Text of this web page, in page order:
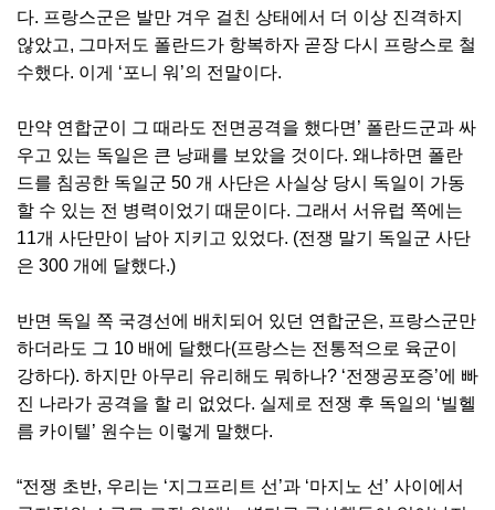
다. 프랑스군은 발만 겨우 걸친 상태에서 더 이상 진격하지
않았고, 그마저도 폴란드가 항복하자 곧장 다시 프랑스로 철
수했다. 이게 ‘포니 워’의 전말이다.
만약 연합군이 그 때라도 전면공격을 했다면’ 폴란드군과 싸
우고 있는 독일은 큰 낭패를 보았을 것이다. 왜냐하면 폴란
드를 침공한 독일군 50 개 사단은 사실상 당시 독일이 가동
할 수 있는 전 병력이었기 때문이다. 그래서 서유럽 쪽에는
11개 사단만이 남아 지키고 있었다. (전쟁 말기 독일군 사단
은 300 개에 달했다.)
반면 독일 쪽 국경선에 배치되어 있던 연합군은, 프랑스군만
하더라도 그 10 배에 달했다(프랑스는 전통적으로 육군이
강하다). 하지만 아무리 유리해도 뭐하나? ‘전쟁공포증’에 빠
진 나라가 공격을 할 리 없었다. 실제로 전쟁 후 독일의 ‘빌헬
름 카이텔’ 원수는 이렇게 말했다.
“전쟁 초반, 우리는 ‘지그프리트 선’과 ‘마지노 선’ 사이에서